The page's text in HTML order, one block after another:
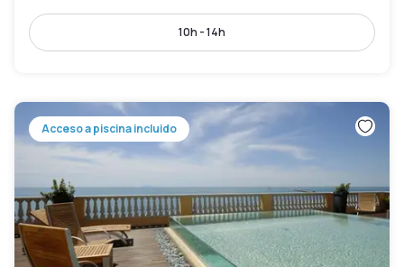
10h - 14h
Acceso a piscina incluido